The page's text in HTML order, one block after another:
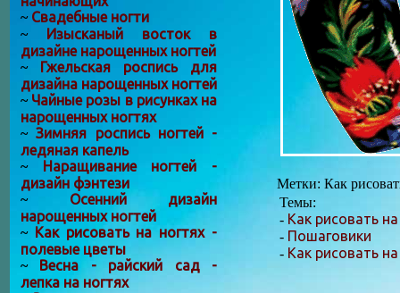
Метки: Как
Темы:
- Как рисовать
- Пошаговики
- Как рисовать
~ Свадебные ногти
~ Изысканый восток в
дизайне нарощенных ногтей
~ Гжельская роспись для
дизайна нарощенных ногтей
~ Чайные розы в рисунках на
нарощенных ногтях
~Зимняя роспись ногтей -
ледяная капель
~ Наращивание ногтей -
дизайн фэнтези
~ Осенний дизайн
нарощенных ногтей
~ Как рисовать на ногтях -
полевые цветы
~ Весна - райский сад -
лепка на ногтях